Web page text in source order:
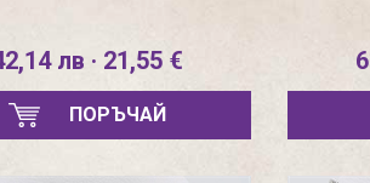
лв · 21,55 €
ПОРЪЧАЙ